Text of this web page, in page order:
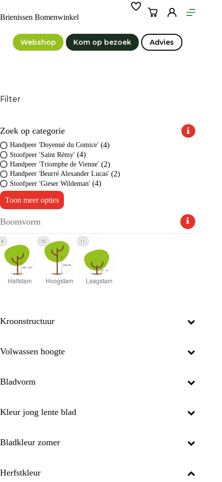
naar
de
Brienissen Bomenwinkel Winkelwagen
Webshop Kom op bezoek Advies
Filter
Zoek op categorie
Handpeer 'Doyenné du Comice' (4)
Stoofpeer 'Saint Rémy' (4)
Handpeer 'Triomphe de Vienne' (2)
Handpeer 'Beurré Alexander Lucas' (2)
Stoofpeer 'Gieser Wildeman' (4)
Toon meer opties
Boomvorm
4 10 11
Kroonstructuur
Volwassen hoogte
Bladvorm
Kleur jong lente blad
Bladkleur zomer
Herfstkleur